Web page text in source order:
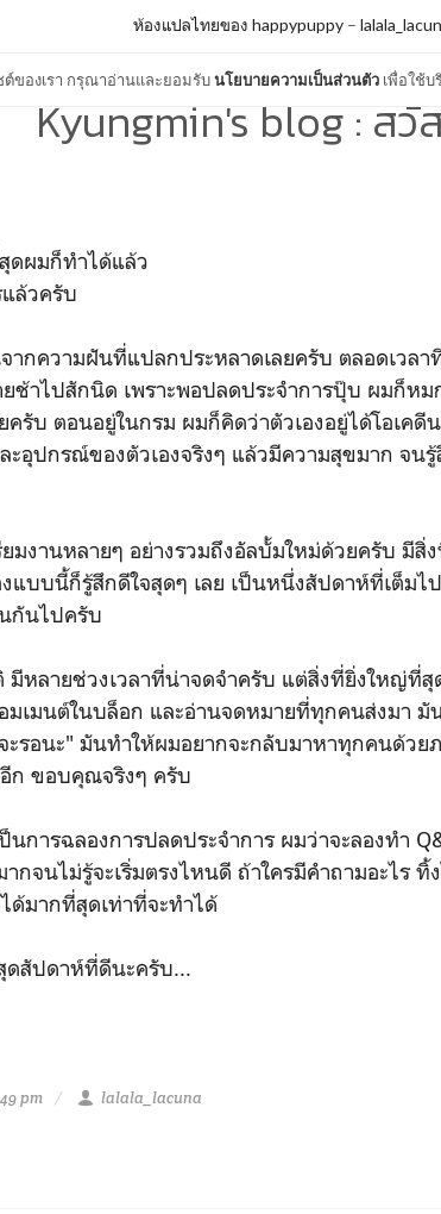
ต์ของเรา กรุณาอ่านและยอมรับนโยบายความเป็นส่วนตัว เพื่อใช้บ
ห้องแปลไทยของ happypuppy–
Kyungmin's blog : ส
ดผมก็ทำได้แล้ว
ล้วครับ
ากความฝันที่แปลกประหลาดเลยครับ ตลอดเวล
ช้าไปสักนิด เพราะพอปลดประจำการปุ๊บ ผมก็ห
ยครับ ตอนอยู่ในกรม ผมก็คิดว่าตัวเองอยู่ได้โอเค
ะอุปกรณ์ของตัวเองจริงๆ แล้วมีความสุขมาก จน
มงานหลายๆ อย่างรวมถึงอัลบั้มใหม่ด้วยครับ มีสิ่
งแบบนี้ก็รู้สึกดีใจสุดๆ เลย เป็นหนึ่งสัปดาห์ที่เต็ม
กันไปครับ
มีหลายช่วงเวลาที่น่าจดจำครับ แต่สิ่งที่ยิ่งใหญ่ที่
มเมนต์ในบล็อก และอ่านจดหมายที่ทุกคนส่งมา มั
ะรอนะ" มันทำให้ผมอยากจะกลับมาหาทุกคนด้ว
ก ขอบคุณจริงๆ ครับ
ป็นการฉลองการปลดประจำการ ผมว่าจะลองทำ
ากจนไม่รู้จะเริ่มตรงไหนดี ถ้าใครมีคำถามอะไร
ด้มากที่สุดเท่าที่จะทำได้
ดสัปดาห์ที่ดีนะครับ...
pm lalala_lacuna